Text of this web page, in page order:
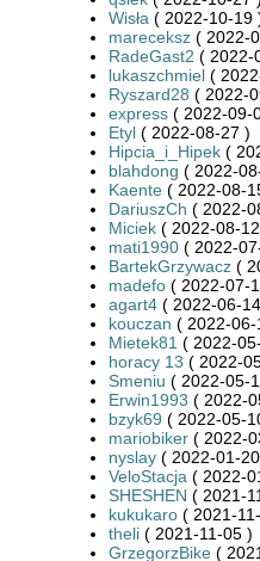
Wisła ( 2022-10-19
mareceksz( 2022-
RadeGast2 ( 2022-
lukaszchmiel(
Ryszard28 ( 2022-
express( 2022-09-
Etyl( 2022-08-27 )
Hipcia_i_Hipek(
blahdong ( 2022-
Kaente( 2022-08-
DariuszCh ( 2022-
Miciek( 2022-08-
mati1990( 2022-
BartekGrzywacz(
madefo( 2022-07-
agart4( 2022-06-
kouczan ( 2022-06-
Mietek81 ( 2022-
horacy 13 ( 2022-
Smeniu ( 2022-05-
Erwin1993 ( 2022-
bzyk69 ( 2022-05-
mariobiker( 2022-
nyslay( 2022-01-
VeloStacja ( 2022-
SHESHEN ( 2021-
kukukaro( 2021-
theli( 2021-11-05 )
GrzegorzBike(